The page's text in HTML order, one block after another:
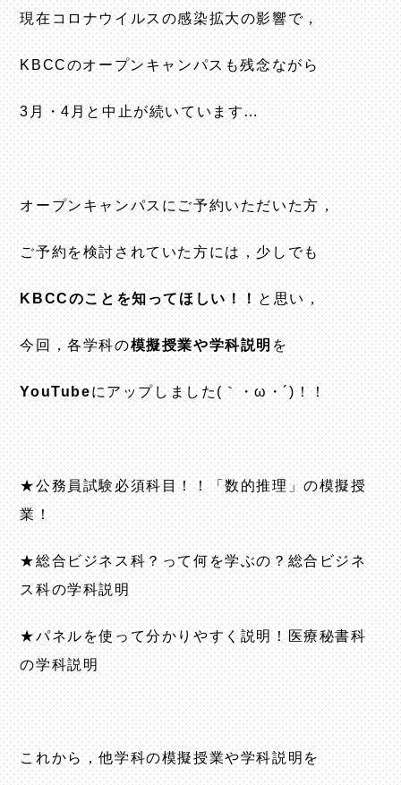
現在コロナウイルスの感染拡大の影響で，
KBCCのオープンキャンパスも残念ながら
3月・4月と中止が続いています…
オープンキャンパスにご予約いただいた方，
ご予約を検討されていた方には，少しでも
KBCCのことを知ってほしい！！ と思い，
今回，各学科の模擬授業や学科説明 を
YouTubeにアップしました(｀・ω・´)！！
★公務員試験必須科目！！「数的推理」の模擬授
業！
★総合ビジネス科？って何を学ぶの？総合ビジネ
ス科の学科説明
★パネルを使って分かりやすく説明！医療秘書科
の学科説明
これから，他学科の模擬授業や学科説明を